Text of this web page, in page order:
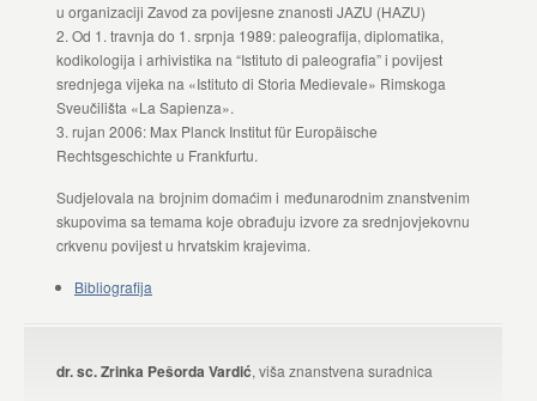
u organizaciji Zavod za povijesne znanosti JAZU (HAZU)
2. Od 1. travnja do 1. srpnja 1989: paleografija, diplomatika,
kodikologija i arhivistika na “Istituto di paleografia” i povijest
srednjega vijeka na «Istituto di Storia Medievale» Rimskoga
Sveučilišta «La Sapienza».
3. rujan 2006: Max Planck Institut für Europäische
Rechtsgeschichte u Frankfurtu.
Sudjelovala na brojnim domaćim i međunarodnim znanstvenim
skupovima sa temama koje obrađuju izvore za srednjovjekovnu
crkvenu povijest u hrvatskim krajevima.
Bibliografija
dr. sc. Zrinka Pešorda Vardić, viša znanstvena suradnica